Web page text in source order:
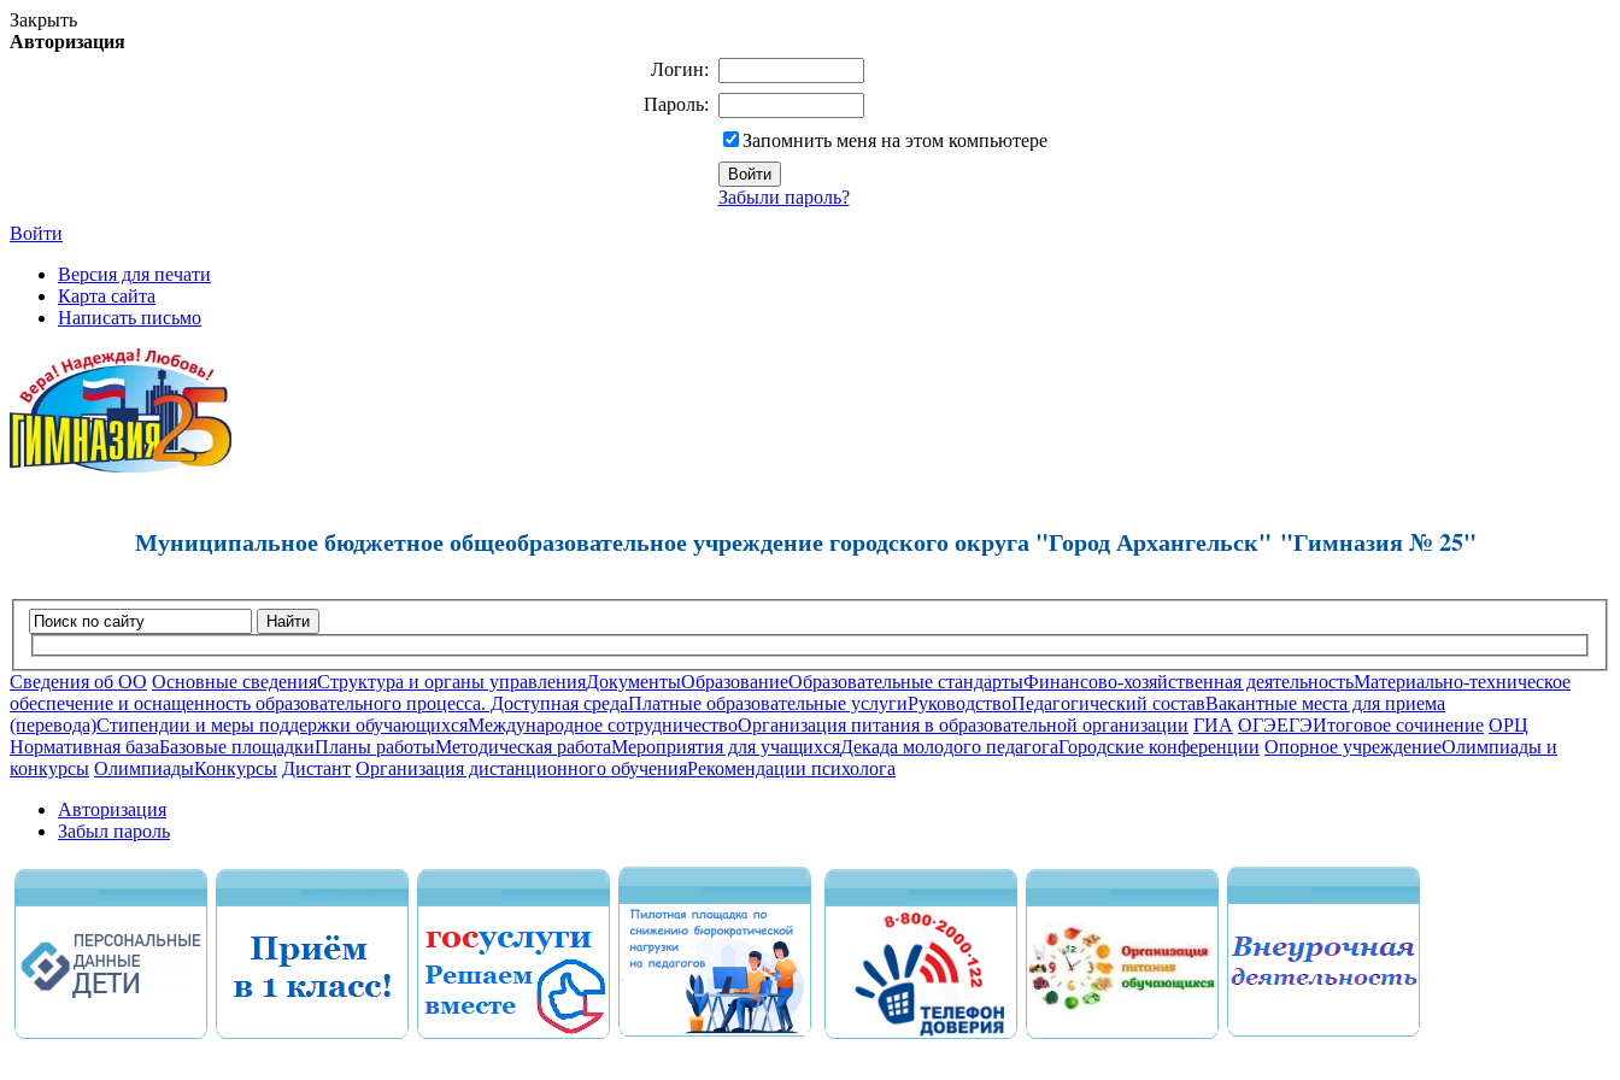
Закрыть
Авторизация
Логин:
Пароль:
Запомнить меня на этом компьютере
Забыли пароль?
Войти
Версия для печати
Карта сайта
Написать письмо
Муниципальное бюджетное общеобразовательное учреждение городского округа "Город Архангельск" "Гимназия № 25"
Найти
Сведения об ОО Основные сведенияСтруктура и органы управленияДокументыОбразованиеОбразовательные стандартыФинансово-хозяйственная деятельностьМатериально-техническое
обеспечение и оснащенность образовательного процесса. Доступная средаПлатные образовательные услугиРуководствоПедагогический составВакантные места для приема
(перевода)Стипендии и меры поддержки обучающихсяМеждународное сотрудничествоОрганизация питания в образовательной организации ГИА ОГЭЕГЭИтоговое сочинение ОРЦ
Нормативная базаБазовые площадкиПланы работыМетодическая работаМероприятия для учащихсяДекада молодого педагогаГородские конференции Опорное учреждениеОлимпиады и
конкурсы ОлимпиадыКонкурсы Дистант Организация дистанционного обученияРекомендации психолога
Авторизация
Забыл пароль